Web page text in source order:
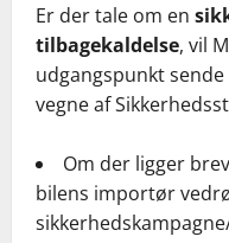
Er der tale om en
tilbagekaldelse, vil
udgangspunkt sende
vegne af
Om der ligger
bilens importør